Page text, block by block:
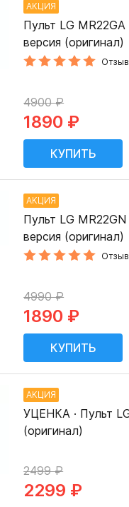
АКЦИЯ
Пульт LG MR22GA
версия (оригинал)
4900 ₽
1890 ₽
АКЦИЯ
Пульт LG
версия (оригинал)
4990 ₽
1890 ₽
АКЦИЯ
УЦЕНКА · Пульт
(оригинал)
2499 ₽
2299 ₽